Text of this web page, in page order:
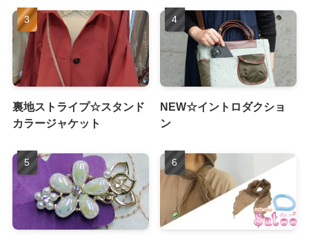
裏地ストライプ☆スタンド
カラージャケット
NEW☆イントロダクショ
ン